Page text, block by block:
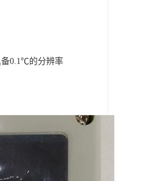
备0.1℃的分辨率